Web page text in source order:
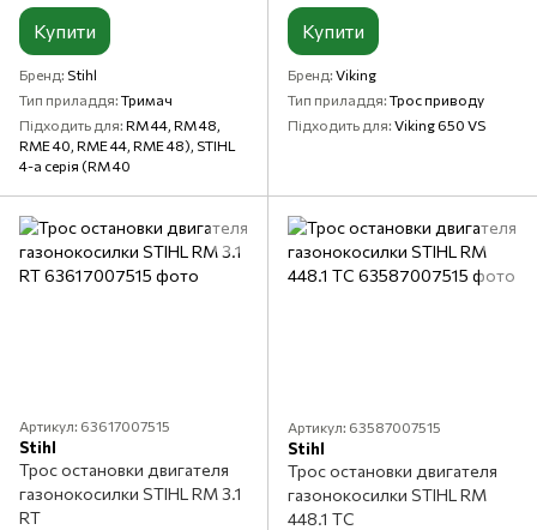
Купити
Бренд Stihl
Тип приладдя Тримач
Підходить для RM 44, RM 48,
RME 40, RME 44, RME 48), STIHL
4-а серія (RM 40
Купити
Бренд Viking
Тип приладдя Трос приводу
Підходить для Viking 650 VS
Артикул: 63617007515
Stihl
Трос остановки двигателя
газонокосилки STIHL RM 3.1
RT
Артикул: 63587007515
Stihl
Трос остановки двигателя
газонокосилки STIHL RM
448.1 TC